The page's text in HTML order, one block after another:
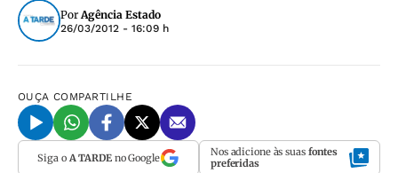
PorAgência Estado
26/03/2012 - 16:09 h
OUÇA COMPARTILHE
Siga o A TARDEno Google Nos adicione às suas fontes
preferidas